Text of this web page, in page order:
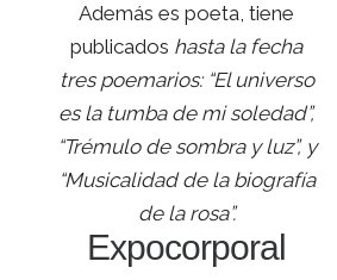
Además es poeta, tiene
publicados hasta la fecha
tres poemarios: “El universo
es la tumba de mi soledad”,
“Trémulo de sombra y luz”, y
“Musicalidad de la biografía
de la rosa”.
Expocorporal